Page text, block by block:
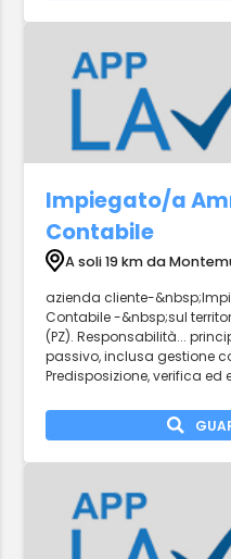
Impiegato/a
Contabile
A soli 19 km da
azienda cliente-
Contabile -&nbsp;sul
(PZ). Responsabilità...
passivo, inclusa gestione
Predisposizione, verifica ed